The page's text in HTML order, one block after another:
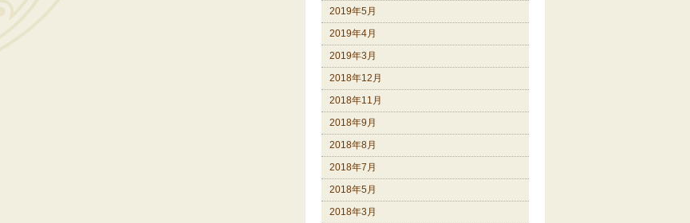
2019年5月
2019年4月
2019年3月
2018年12月
2018年11月
2018年9月
2018年8月
2018年7月
2018年5月
2018年3月